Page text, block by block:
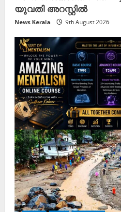
യുവതി അറസ്റ്റിൽ
News Kerala 9th August 2026